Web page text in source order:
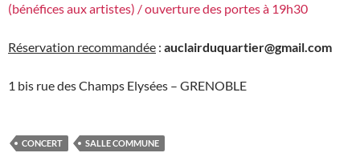
(bénéfices aux artistes) / ouverture des portes à 19h30
Réservation recommandée : auclairduquartier@gmail.com
1 bis rue des Champs Elysées – GRENOBLE
CONCERT SALLE COMMUNE